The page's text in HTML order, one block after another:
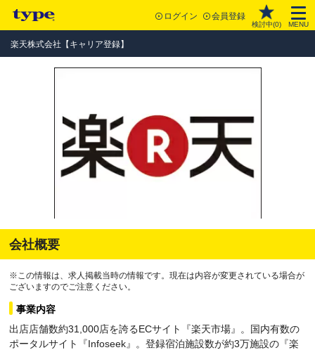
ログイン 会員登録
検討中(0) MENU
楽天株式会社【キャリア登録】
会社概要
※この情報は、求人掲載当時の情報です。現在は内容が変更されている場合が
ございますのでご注意ください。
事業内容
出店店舗数約31,000店を誇るECサイト『楽天市場』。国内有数の
ポータルサイト『Infoseek』。登録宿泊施設数が約3万施設の『楽